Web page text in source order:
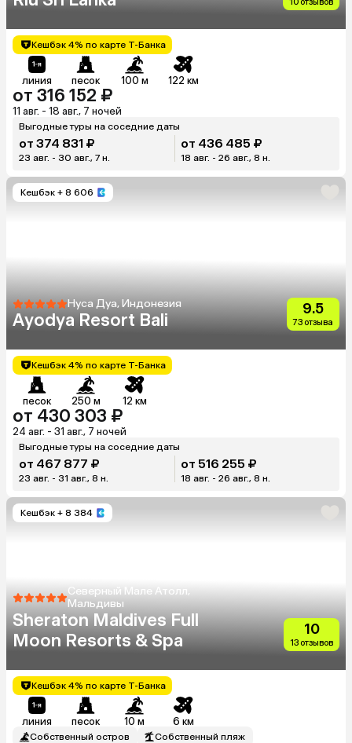
Кешбэк 4% по карте Т-Банка
линия песок 100 м 122 км
от 316 152 ₽
11 авг. - 18 авг., 7 ночей
Выгодные туры на соседние даты
от 374 831 ₽
23 авг. - 30 авг., 7 н.
от 436 485 ₽
18 авг. - 26 авг., 8 н.
Кешбэк + 8 606
Нуса Дуа, Индонезия
Ayodya Resort Bali
9.5
73 отзыва
Кешбэк 4% по карте Т-Банка
песок 250 м 12 км
от 430 303 ₽
24 авг. - 31 авг., 7 ночей
Выгодные туры на соседние даты
от 467 877 ₽
23 авг. - 31 авг., 8 н.
от 516 255 ₽
18 авг. - 26 авг., 8 н.
Кешбэк + 8 384
Северный Мале Атолл,
Мальдивы
Sheraton Maldives Full
Moon Resorts & Spa
10
13 отзывов
Кешбэк 4% по карте Т-Банка
линия песок 10 м 6 км
Собственный остров Собственный пляж